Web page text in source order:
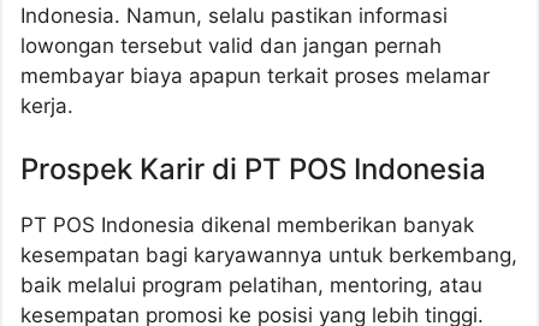
Indonesia. Namun, selalu pastikan informasi
lowongan tersebut valid dan jangan pernah
membayar biaya apapun terkait proses melamar
kerja.
Prospek Karir di PT POS Indonesia
PT POS Indonesia dikenal memberikan banyak
kesempatan bagi karyawannya untuk berkembang,
baik melalui program pelatihan, mentoring, atau
kesempatan promosi ke posisi yang lebih tinggi.